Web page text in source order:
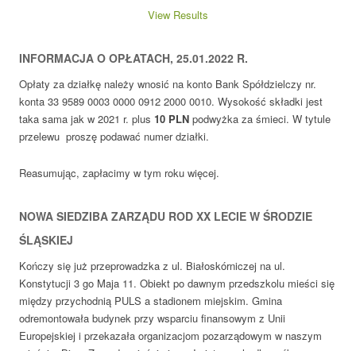
View Results
INFORMACJA O OPŁATACH, 25.01.2022 R.
Opłaty za działkę należy wnosić na konto Bank Spółdzielczy nr.
konta 33 9589 0003 0000 0912 2000 0010. Wysokość składki jest
taka sama jak w 2021 r. plus 10 PLN podwyżka za śmieci. W tytule
przelewu proszę podawać numer działki.
Reasumując, zapłacimy w tym roku więcej.
NOWA SIEDZIBA ZARZĄDU ROD XX LECIE W ŚRODZIE
ŚLĄSKIEJ
Kończy się już przeprowadzka z ul. Białoskórniczej na ul.
Konstytucji 3 go Maja 11. Obiekt po dawnym przedszkolu mieści się
między przychodnią PULS a stadionem miejskim. Gmina
odremontowała budynek przy wsparciu finansowym z Unii
Europejskiej i przekazała organizacjom pozarządowym w naszym